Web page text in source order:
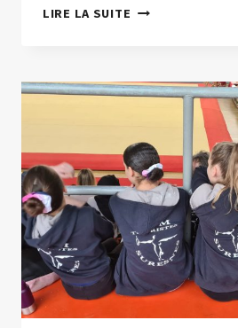
LIRE LA SUITE RÉSULTATS